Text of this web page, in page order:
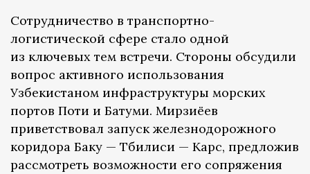
Сотрудничество в транспортно-
логистической сфере стало одной
из ключевых тем встречи. Стороны обсудили
вопрос активного использования
Узбекистаном инфраструктуры морских
портов Поти и Батуми. Мирзиёев
приветствовал запуск железнодорожного
коридора Баку — Тбилиси — Карс, предложив
рассмотреть возможности его сопряжения